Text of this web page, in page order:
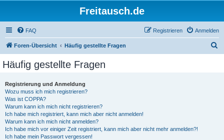
Freitausch.de
FAQ Anmelden
Registrieren
Foren-Übersicht Häufig gestellte Fragen
Häufig gestellte Fragen
Registrierung und Anmeldung
Wozu muss ich mich registrieren?
Was ist COPPA?
Warum kann ich mich nicht registrieren?
Ich habe mich registriert, kann mich aber nicht anmelden!
Warum kann ich mich nicht anmelden?
Ich habe mich vor einiger Zeit registriert, kann mich aber nicht mehr anmelden?!
Ich habe mein Passwort vergessen!